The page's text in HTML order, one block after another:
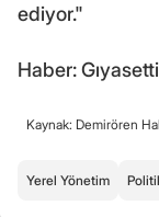
ediyor."
Haber:
Kaynak: Demirören
Yerel Yönetim